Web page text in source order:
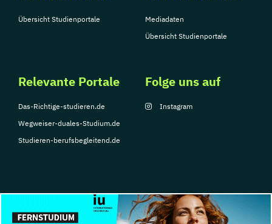
Übersicht Studienportale
Mediadaten
Übersicht Studienportale
Relevante Portale
Das-Richtige-studieren.de
Wegweiser-duales-Studium.de
Studieren-berufsbegleitend.de
Folge uns auf
Instagram
© Copyright 2026, TarGroup Media GmbH